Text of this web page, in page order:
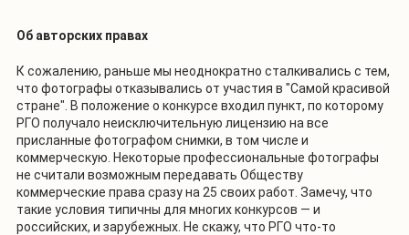
Об авторских правах
К сожалению, раньше мы неоднократно сталкивались с тем,
что фотографы отказывались от участия в "Самой красивой
стране". В положение о конкурсе входил пункт, по которому
РГО получало неисключительную лицензию на все
присланные фотографом снимки, в том числе и
коммерческую. Некоторые профессиональные фотографы
не считали возможным передавать Обществу
коммерческие права сразу на 25 своих работ. Замечу, что
такие условия типичны для многих конкурсов — и
российских, и зарубежных. Не скажу, что РГО что-то